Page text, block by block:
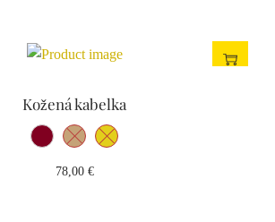
Kožená kabelka
78,00 €